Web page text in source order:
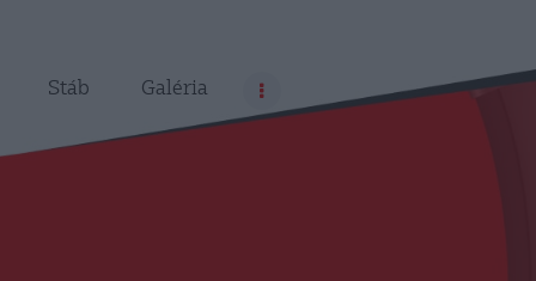
Stáb Galéria